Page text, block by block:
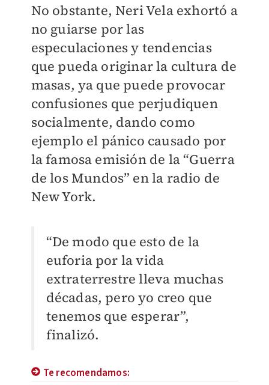
No obstante, Neri Vela exhortó a
no guiarse por las
especulaciones y tendencias
que pueda originar la cultura de
masas, ya que puede provocar
confusiones que perjudiquen
socialmente, dando como
ejemplo el pánico causado por
la famosa emisión de la “Guerra
de los Mundos” en la radio de
New York.
“De modo que esto de la
euforia por la vida
extraterrestre lleva muchas
décadas, pero yo creo que
tenemos que esperar”,
finalizó.
Te recomendamos: